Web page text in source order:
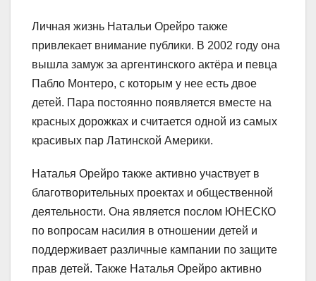
Личная жизнь Натальи Орейро также
привлекает внимание публики. В 2002 году она
вышла замуж за аргентинского актёра и певца
Пабло Монтеро, с которым у нее есть двое
детей. Пара постоянно появляется вместе на
красных дорожках и считается одной из самых
красивых пар Латинской Америки.
Наталья Орейро также активно участвует в
благотворительных проектах и общественной
деятельности. Она является послом ЮНЕСКО
по вопросам насилия в отношении детей и
поддерживает различные кампании по защите
прав детей. Также Наталья Орейро активно